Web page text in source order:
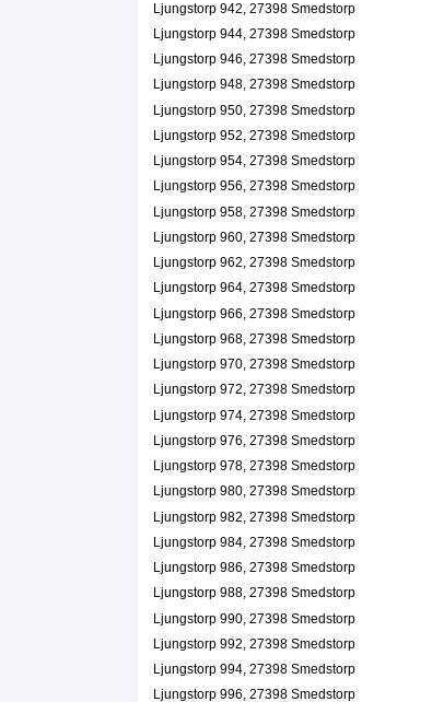
Ljungstorp 942, 27398 Smedstorp
Ljungstorp 944, 27398 Smedstorp
Ljungstorp 946, 27398 Smedstorp
Ljungstorp 948, 27398 Smedstorp
Ljungstorp 950, 27398 Smedstorp
Ljungstorp 952, 27398 Smedstorp
Ljungstorp 954, 27398 Smedstorp
Ljungstorp 956, 27398 Smedstorp
Ljungstorp 958, 27398 Smedstorp
Ljungstorp 960, 27398 Smedstorp
Ljungstorp 962, 27398 Smedstorp
Ljungstorp 964, 27398 Smedstorp
Ljungstorp 966, 27398 Smedstorp
Ljungstorp 968, 27398 Smedstorp
Ljungstorp 970, 27398 Smedstorp
Ljungstorp 972, 27398 Smedstorp
Ljungstorp 974, 27398 Smedstorp
Ljungstorp 976, 27398 Smedstorp
Ljungstorp 978, 27398 Smedstorp
Ljungstorp 980, 27398 Smedstorp
Ljungstorp 982, 27398 Smedstorp
Ljungstorp 984, 27398 Smedstorp
Ljungstorp 986, 27398 Smedstorp
Ljungstorp 988, 27398 Smedstorp
Ljungstorp 990, 27398 Smedstorp
Ljungstorp 992, 27398 Smedstorp
Ljungstorp 994, 27398 Smedstorp
Ljungstorp 996, 27398 Smedstorp